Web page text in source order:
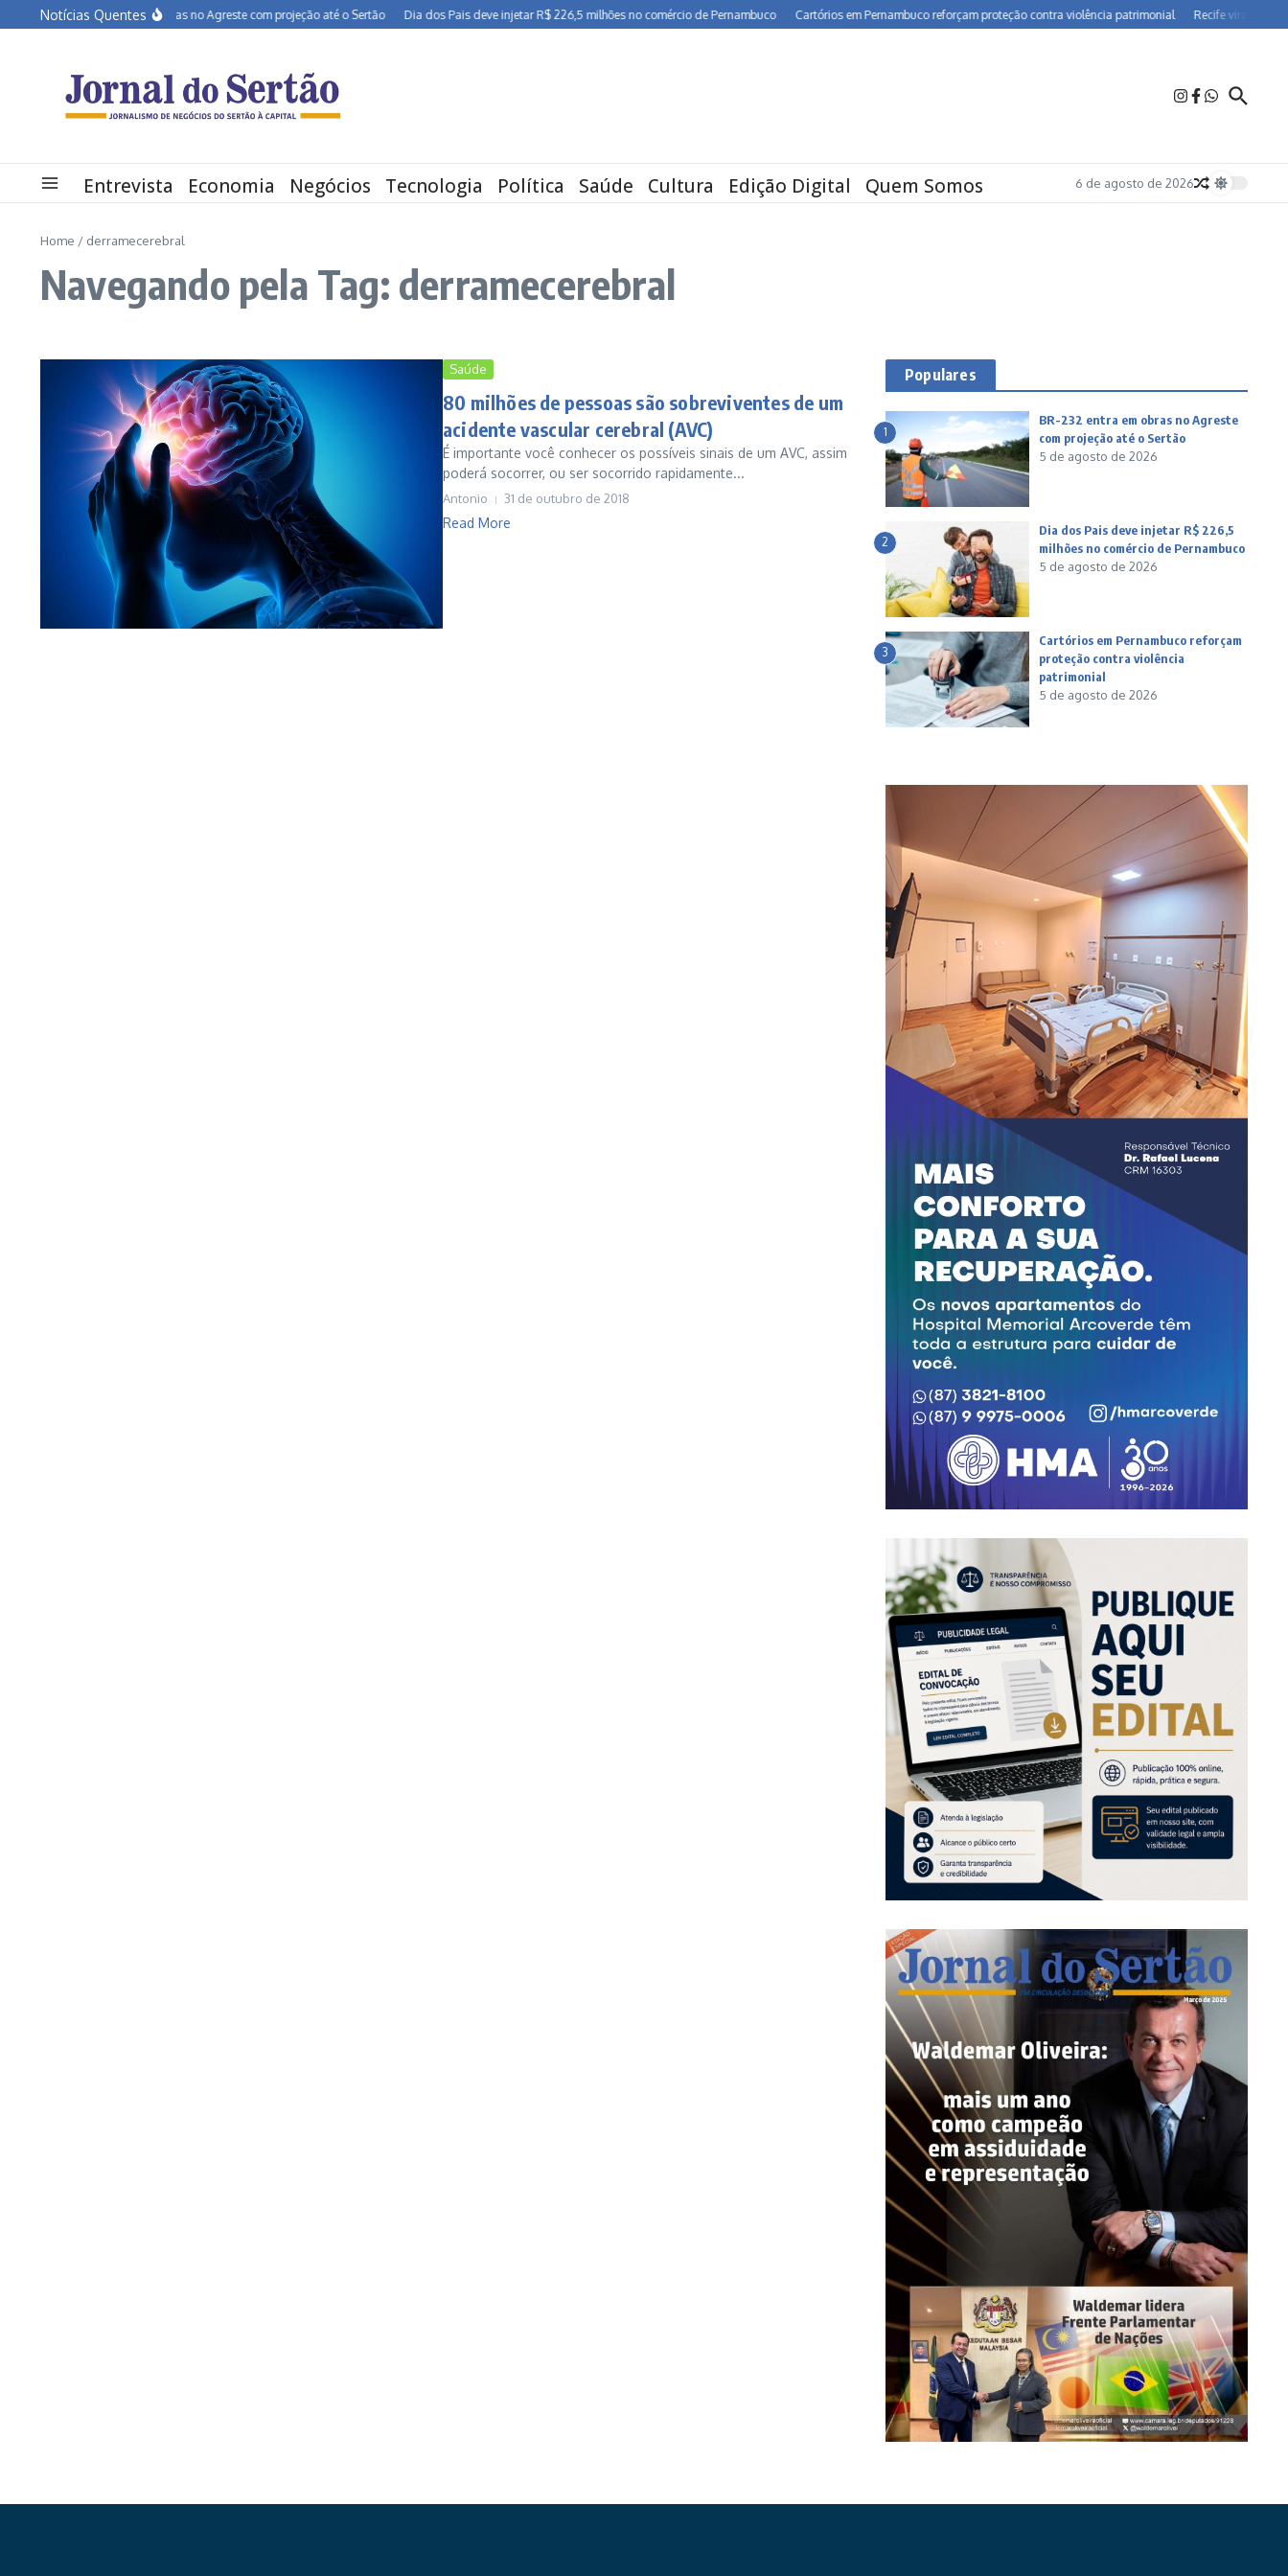
Ir para o conteúdo
Notícias Quentes
BR-232 entra em obras no Agreste com projeção até o Sertão Dia dos Pais deve injetar R$ 226,5 milhões no comércio de Pernambuco Cartórios em Pernambuco reforçam proteção contra violência patrimonial Recife vira polo de
Entrevista Economia Negócios Tecnologia Política Saúde Cultura Edição Digital Quem Somos 6 de agosto de 2026
Home / derramecerebral
Navegando pela Tag: derramecerebral
Saúde
80 milhões de pessoas são sobreviventes de um
acidente vascular cerebral (AVC)
É importante você conhecer os possíveis sinais de um AVC, assim
poderá socorrer, ou ser socorrido rapidamente...
Antonio 31 de outubro de 2018
Read More
Populares
1
BR-232 entra em obras no Agreste
com projeção até o Sertão
5 de agosto de 2026
2
Dia dos Pais deve injetar R$ 226,5
milhões no comércio de Pernambuco
5 de agosto de 2026
3
Cartórios em Pernambuco reforçam
proteção contra violência
patrimonial
5 de agosto de 2026